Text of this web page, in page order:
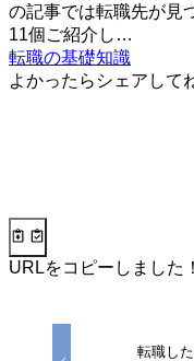
の記事では転職先が見
11個ご紹介し…
転職の基礎知識
よかったらシェアして
URLをコピーしました！
転職し